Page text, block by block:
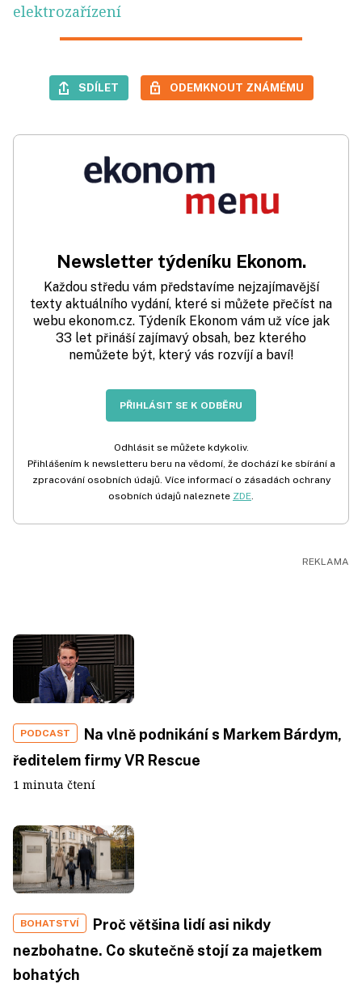
elektrozařízení
SDÍLET ODEMKNOUT ZNÁMÉMU
Newsletter týdeníku Ekonom.
Každou středu vám představíme nejzajímavější
texty aktuálního vydání, které si můžete přečíst na
webu ekonom.cz. Týdeník Ekonom vám už více jak
33 let přináší zajímavý obsah, bez kterého
nemůžete být, který vás rozvíjí a baví!
PŘIHLÁSIT SE K ODBĚRU
Odhlásit se můžete kdykoliv.
Přihlášením k newsletteru beru na vědomí, že dochází ke sbírání a
zpracování osobních údajů. Více informací o zásadách ochrany
osobních údajů naleznete ZDE.
PODCAST
Na vlně podnikání s Markem Bárdym,
ředitelem firmy VR Rescue
1 minuta čtení
BOHATSTVÍ
Proč většina lidí asi nikdy
nezbohatne. Co skutečně stojí za majetkem
bohatých